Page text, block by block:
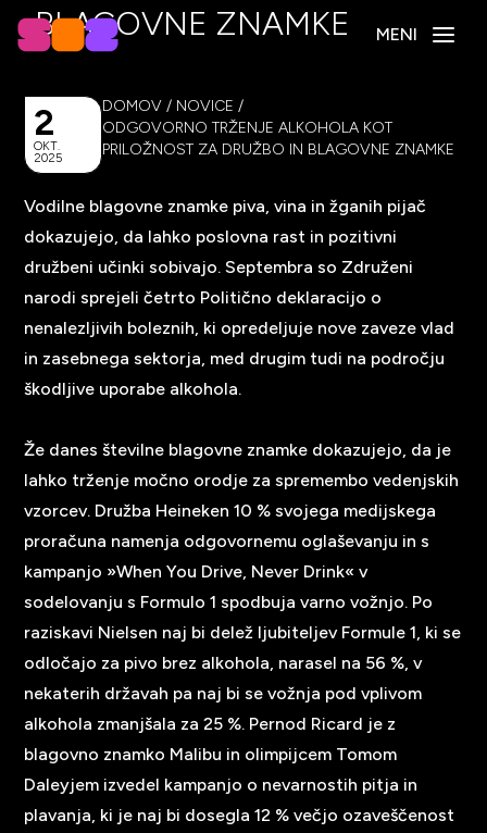
MENI
BLAGOVNE ZNAMKE
2
OKT.
2025
DOMOV / NOVICE /
ODGOVORNO TRŽENJE ALKOHOLA KOT
PRILOŽNOST ZA DRUŽBO IN BLAGOVNE ZNAMKE
Vodilne blagovne znamke piva, vina in žganih pijač
dokazujejo, da lahko poslovna rast in pozitivni
družbeni učinki sobivajo. Septembra so Združeni
narodi sprejeli četrto Politično deklaracijo o
nenalezljivih boleznih, ki opredeljuje nove zaveze vlad
in zasebnega sektorja, med drugim tudi na področju
škodljive uporabe alkohola.
Že danes številne blagovne znamke dokazujejo, da je
lahko trženje močno orodje za spremembo vedenjskih
vzorcev. Družba Heineken 10 % svojega medijskega
proračuna namenja odgovornemu oglaševanju in s
kampanjo »When You Drive, Never Drink« v
sodelovanju s Formulo 1 spodbuja varno vožnjo. Po
raziskavi Nielsen naj bi delež ljubiteljev Formule 1, ki se
odločajo za pivo brez alkohola, narasel na 56 %, v
nekaterih državah pa naj bi se vožnja pod vplivom
alkohola zmanjšala za 25 %. Pernod Ricard je z
blagovno znamko Malibu in olimpijcem Tomom
Daleyjem izvedel kampanjo o nevarnostih pitja in
plavanja, ki je naj bi dosegla 12 % večjo ozaveščenost